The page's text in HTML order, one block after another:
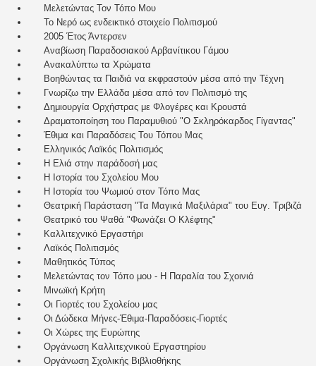
Μελετώντας Τον Τόπο Μου
Το Νερό ως ενδεικτικό στοιχείο Πολιτισμού
2005 Έτος Άντερσεν
Αναβίωση Παραδοσιακού Αρβανίτικου Γάμου
Ανακαλύπτω τα Χρώματα
Βοηθώντας τα Παιδιά να εκφραστούν μέσα από την Τέχνη
Γνωρίζω την Ελλάδα μέσα από τον Πολιτισμό της
Δημιουργία Ορχήστρας με Φλογέρες και Κρουστά
Δραματοποίηση του Παραμυθιού "Ο Σκληρόκαρδος Γίγαντας"
Έθιμα και Παραδόσεις Του Τόπου Μας
Ελληνικός Λαϊκός Πολιτισμός
Η Ελιά στην παράδοσή μας
Η Ιστορία του Σχολείου Μου
Η Ιστορία του Ψωμιού στον Τόπο Μας
Θεατρική Παράσταση "Τα Μαγικά Μαξιλάρια" του Ευγ. Τριβιζά
Θεατρικό του Ψαθά "Φωνάζει Ο Κλέφτης"
Καλλιτεχνικό Εργαστήρι
Λαϊκός Πολιτισμός
Μαθητικός Τύπος
Μελετώντας τον Τόπο μου - Η Παραλία του Σχοινιά
Μινωϊκή Κρήτη
Οι Γιορτές του Σχολείου μας
Οι Δώδεκα Μήνες-Έθιμα-Παραδόσεις-Γιορτές
Οι Χώρες της Ευρώπης
Οργάνωση Καλλιτεχνικού Εργαστηρίου
Οργάνωση Σχολικής Βιβλιοθήκης